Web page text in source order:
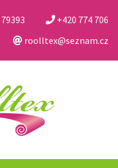
+420 774 706
roolltex@seznam.cz